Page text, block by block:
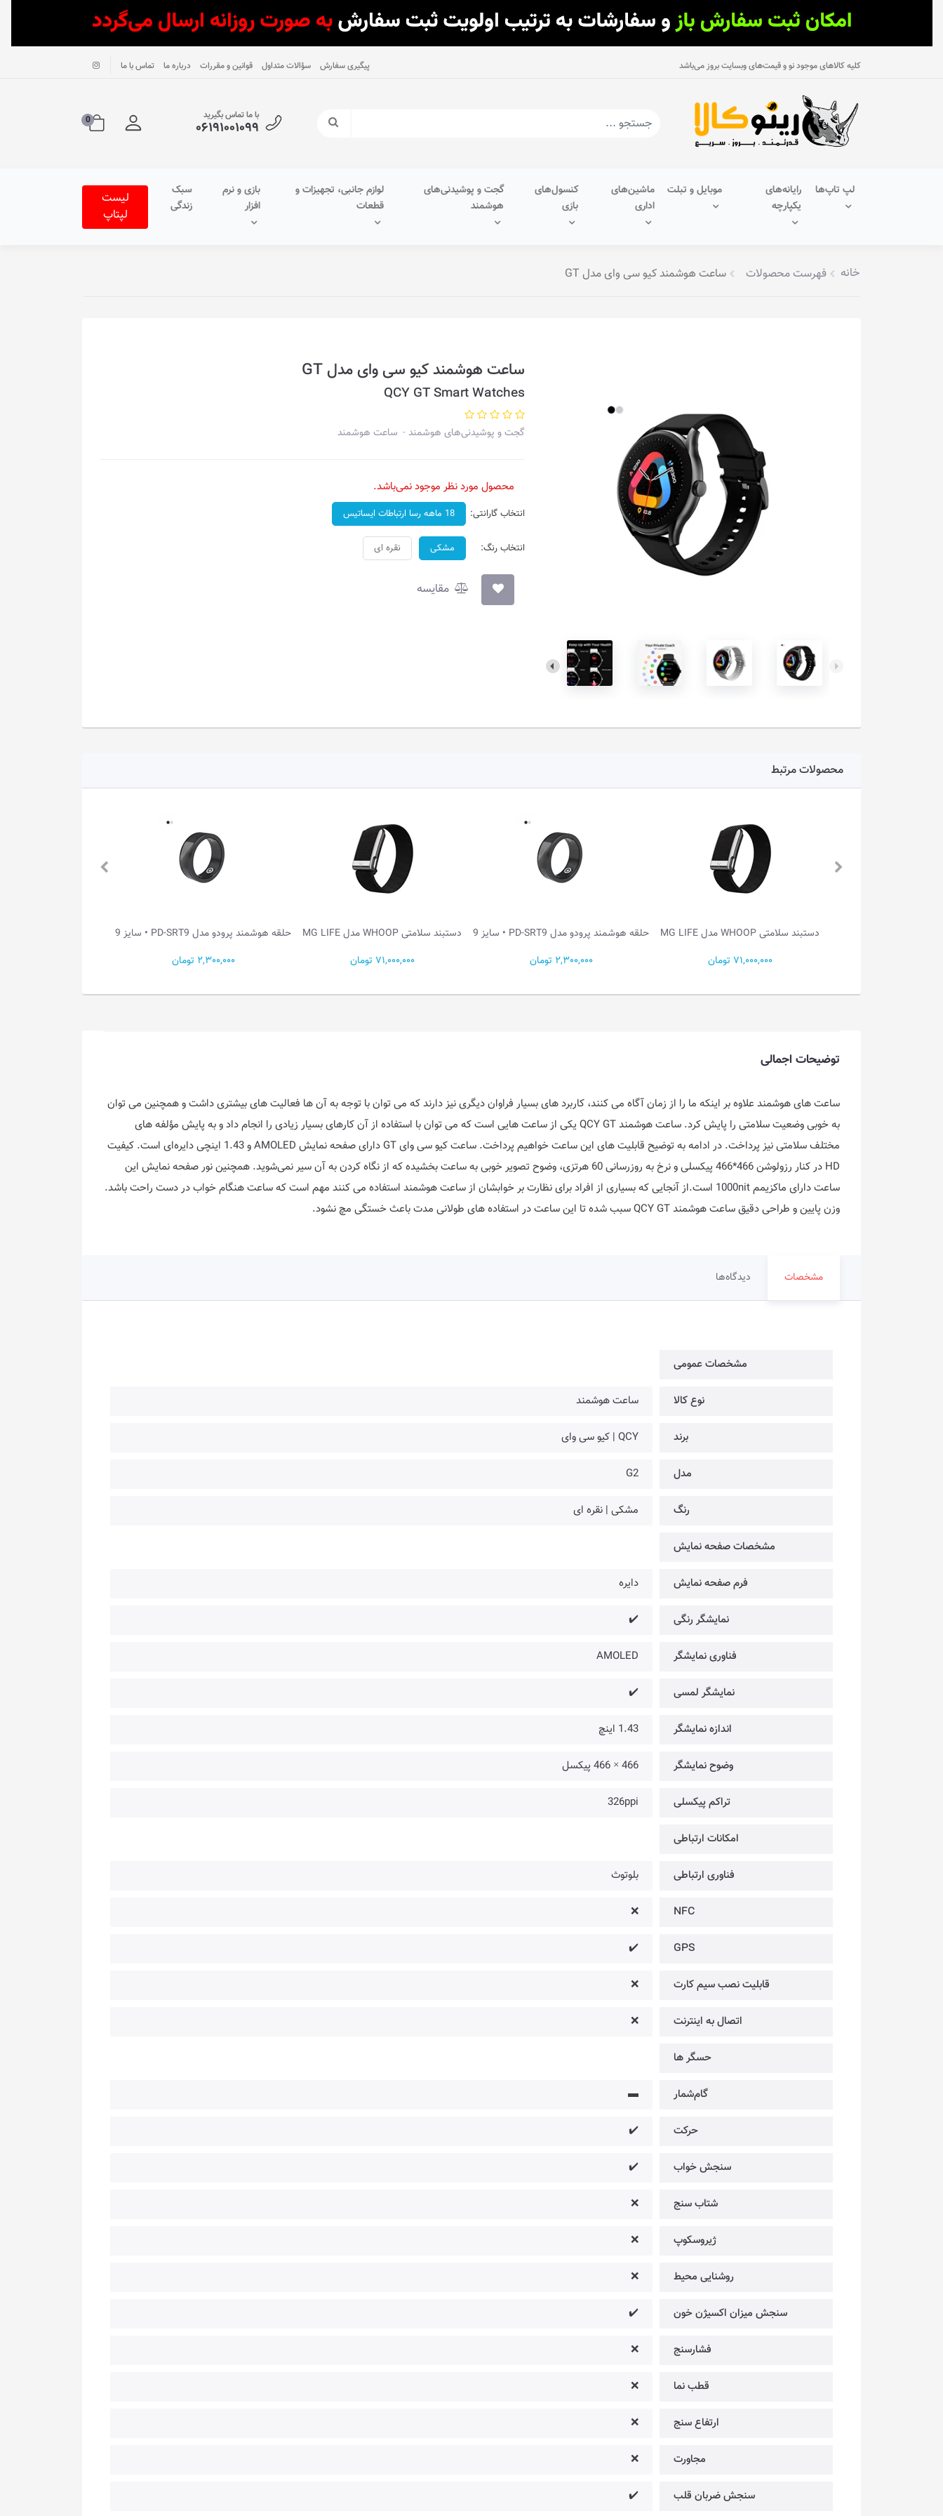
کلیه کالاهای موجود نو و قیمت‌های وبسایت بروز می‌باشد پیگیری سفارش سؤالات متداول قوانین و مقررات درباره ما تماس با ما
با ما تماس بگیرید
۰۶۱۹۱۰۰۱۰۹۹ 0
لپ تاپ‌ها
رایانه‌های
یکپارچه
موبایل و تبلت
ماشین‌های
اداری
کنسول‌های
بازی
گجت و پوشیدنی‌های
هوشمند
لوازم جانبی، تجهیزات و
قطعات
بازی و نرم
افزار
سبک
زندگی
لیست
لپتاپ
خانه فهرست محصولات ساعت هوشمند کیو سی وای مدل GT
ساعت هوشمند کیو سی وای مدل GT
QCY GT Smart Watches
گجت و پوشیدنی‌های هوشمند ساعت هوشمند
محصول مورد نظر موجود نمی‌باشد.
انتخاب گارانتی: 18 ماهه رسا ارتباطات ایساتیس
انتخاب رنگ: مشکی نقره‌ ای
مقایسه
محصولات مرتبط
حلقه هوشمند پرودو مدل PD-SRT9 • سایز 9
2,300,000 تومان
دستبند سلامتی WHOOP مدل MG LIFE
71,000,000 تومان
حلقه هوشمند پرودو مدل PD-SRT9 • سایز 9
2,300,000 تومان
دستبند سلامتی WHOOP مدل MG LIFE
71,000,000 تومان
توضیحات اجمالی
ساعت‌ های هوشمند علاوه‌ بر اینکه ما را از زمان آگاه می‌ کنند، کاربرد های بسیار فراوان دیگری نیز دارند که می‌ توان با توجه به آن‌ ها فعالیت‌ های بیشتری داشت و همچنین می‌ توان
به خوبی وضعیت سلامتی را پایش کرد. ساعت هوشمند QCY GT یکی از ساعت‌ هایی است که می‌ توان با استفاده از آن کارهای بسیار زیادی را انجام داد و به پایش مؤلفه‌ های
مختلف سلامتی نیز پرداخت. در ادامه به توضیح قابلیت های این ساعت خواهیم پرداخت. ساعت کیو سی وای GT دارای صفحه نمایش AMOLED و 1.43 اینچی دایره‌ای است. کیفیت
HD در کنار رزولوشن 466*466 پیکسلی و نرخ به روزرسانی 60 هرتزی، وضوح تصویر خوبی به ساعت بخشیده که از نگاه کردن به آن سیر نمی‌شوید. همچنین نور صفحه نمایش این
ساعت دارای ماکزیمم 1000nit است.از آنجایی که بسیاری از افراد برای نظارت بر خوابشان از ساعت هوشمند استفاده می‌ کنند مهم است که ساعت هنگام خواب در دست راحت باشد.
وزن پایین و طراحی دقیق ساعت هوشمند QCY GT سبب شده تا این ساعت در استفاده های طولانی مدت باعث خستگی مچ نشود.
مشخصات دیدگاه‌ها
مشخصات عمومی
نوع کالا ساعت هوشمند
برند QCY | کیو سی وای
مدل G2
رنگ مشکی | نقره ای
مشخصات صفحه نمایش
فرم صفحه نمایش دایره
نمایشگر رنگی ✔️
فناوری نمایشگر AMOLED
نمایشگر لمسی ✔️
اندازه نمایشگر 1.43 اینچ
وضوح نمایشگر 466 × 466 پیکسل
تراکم پیکسلی 326ppi
امکانات ارتباطی
فناوری ارتباطی بلوتوث
NFC
❌
GPS
✔️
قابلیت نصب سیم کارت ❌
اتصال به اینترنت ❌
حسگر ها
گام‌شمار ▬
حرکت ✔️
سنجش خواب ✔️
شتاب ‌سنج ❌
ژیروسکوپ ❌
روشنایی محیط ❌
سنجش میزان اکسیژن خون ✔️
فشارسنج ❌
قطب نما ❌
ارتفاع سنج ❌
مجاورت ❌
سنجش ضربان قلب ✔️